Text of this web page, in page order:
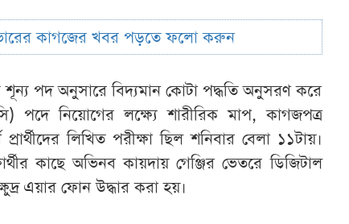
কাগজের খবর পড়তে ফলো করুন
পদ অনুসারে বিদ্যমান কোটা পদ্ধতি অনুসরণ করে
পদে নিয়োগের লক্ষ্যে শারীরিক মাপ, কাগজপত্র
লিখিত পরীক্ষা ছিল শনিবার বেলা ১১টায়।
কাছে অভিনব কায়দায় গেঞ্জির ভেতরে ডিজিটাল
এয়ার ফোন উদ্ধার করা হয়।